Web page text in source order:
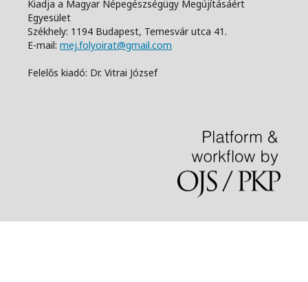
Kiadja a Magyar Népegészségügy Megújításáért
Egyesület
Székhely: 1194 Budapest, Temesvár utca 41.
E-mail: mej.folyoirat@gmail.com
Felelős kiadó: Dr. Vitrai József